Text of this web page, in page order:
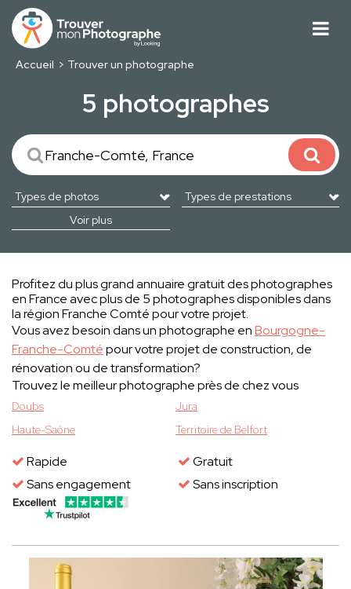
Accueil Trouver un photographe
5 photographes
Voir plus
Profitez du plus grand annuaire gratuit des photographes
en France avec plus de 5 photographes disponibles dans
la région Franche Comté pour votre projet.
Vous avez besoin dans un photographe enBourgogne-
Franche-Comtépour votre projet de construction, de
rénovation ou de transformation?
Trouvez le meilleur photographe près de chez vous
Doubs
Jura
Haute-Saône
Territoire de Belfort
Rapide
Gratuit
Sans engagement
Sans inscription